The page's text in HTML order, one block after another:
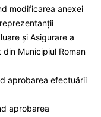
modificarea anexei
și Asigurare a
Municipiul Roman
aprobarea efectuării
aprobarea